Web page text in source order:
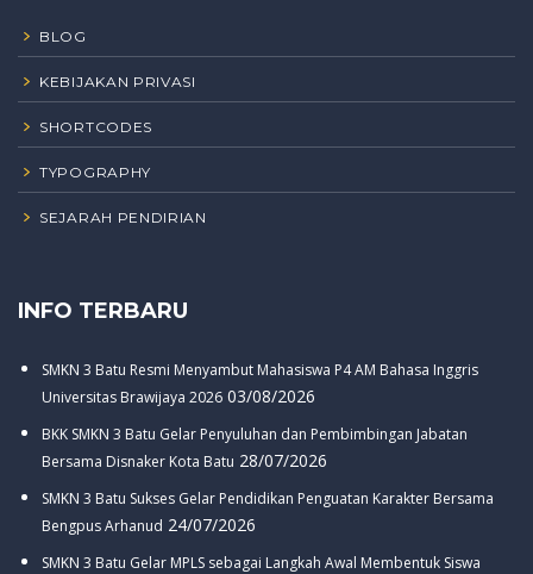
BLOG
KEBIJAKAN PRIVASI
SHORTCODES
TYPOGRAPHY
SEJARAH PENDIRIAN
INFO TERBARU
SMKN 3 Batu Resmi Menyambut Mahasiswa P4 AM Bahasa Inggris
Universitas Brawijaya 2026 03/08/2026
BKK SMKN 3 Batu Gelar Penyuluhan dan Pembimbingan Jabatan
Bersama Disnaker Kota Batu 28/07/2026
SMKN 3 Batu Sukses Gelar Pendidikan Penguatan Karakter Bersama
Bengpus Arhanud 24/07/2026
SMKN 3 Batu Gelar MPLS sebagai Langkah Awal Membentuk Siswa